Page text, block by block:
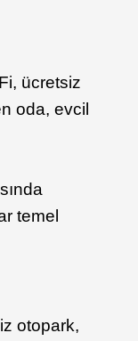
ücretsiz
oda, evcil
temel
otopark,